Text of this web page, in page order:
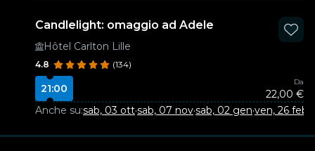
Candlelight: omaggio ad Adele
Hôtel Carlton Lille
4.8 (134)
21:00
Da
22,00 €
Anche su:sab, 03 ott·sab, 07 nov·sab, 02 gen·ven, 26 feb